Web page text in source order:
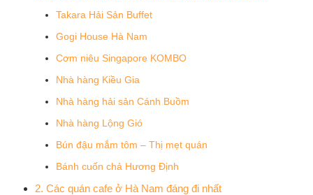
Takara Hải Sản Buffet
Gogi House Hà Nam
Cơm niêu Singapore KOMBO
Nhà hàng Kiều Gia
Nhà hàng hải sản Cánh Buồm
Nhà hàng Lộng Gió
Bún đậu mắm tôm – Thị mẹt quán
Bánh cuốn chả Hương Định
2. Các quán cafe ở Hà Nam đáng đi nhất